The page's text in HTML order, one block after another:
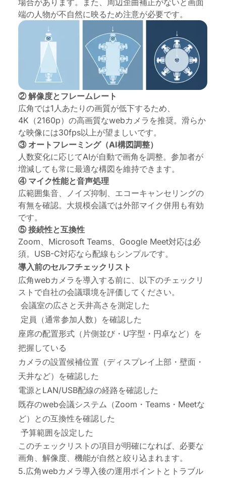
場合があります。また、周辺歪曲補正がないと画面
端の人物が不自然に映るため注意が必要です。
② 解像度とフレームレート
広角では1人あたりの画質が低下するため、
4K（2160p）の高画質なwebカメラ を推奨。滑らか
な映像には30fps以上が望ましいです。
③ オートフレーミング（AI構図調整）
人数変化に応じてAIが自動で画角を調整。参加者が
増減しても常に最適な構図を維持できます。
④ マイク性能と音声処理
広範囲集音、ノイズ抑制、エコーキャンセリングの
有無を確認。大規模会議では外部マイク併用も有効
です。
⑤ 接続性と互換性
Zoom、Microsoft Teams、Google Meet対応は必
須。USB-C対応なら配線もシンプルです。
導入前のセルフチェックリスト
広角webカメラを導入する前に、以下のチェックリ
ストで自社の会議環境を評価してください。
会議室の広さと天井高さを測定した
定員（通常参加人数）を確認した
座席の配置形式（片側並び・U字型・円卓など）を
把握している
カメラの設置候補位置（ディスプレイ上部・壁面・
天井など）を確認した
電源とLAN/USB配線の経路を確認した
既存のweb会議システム（Zoom・Teams・Meetな
ど）との互換性を確認した
予算範囲を設定した
このチェックリストの項目が明確になれば、必要な
画角、解像度、機能が自然と絞り込まれます。
5.広角webカメラ導入後の運用ポイントとトラブル